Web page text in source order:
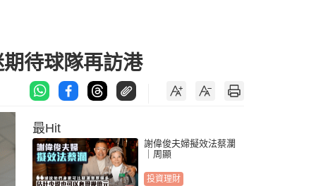
待球隊再訪港
最Hit
謝偉俊夫婦擬效法蔡瀾
｜周顯
投資理財